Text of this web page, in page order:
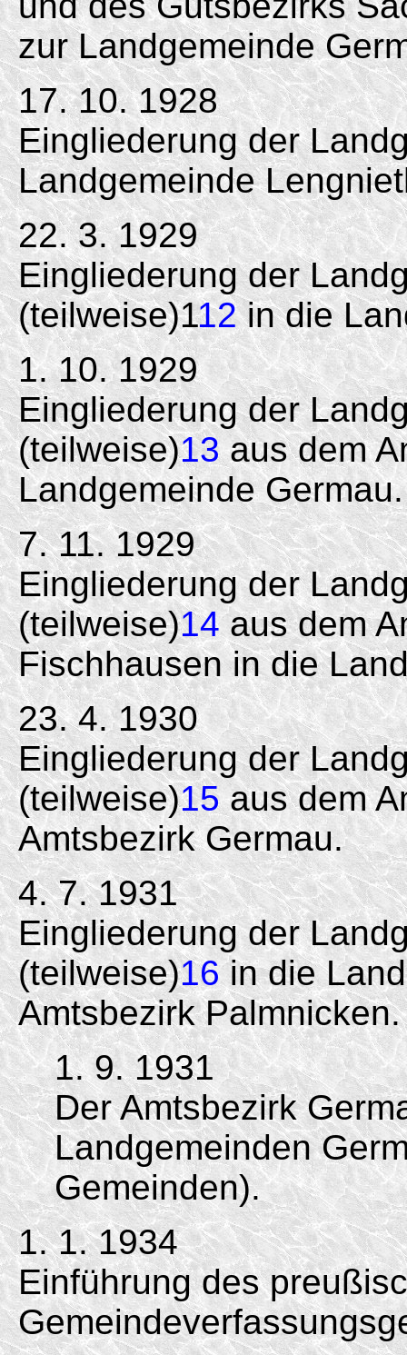
zur Landgemeinde
17. 10. 1928
Eingliederung der
Landgemeinde
22. 3. 1929
Eingliederung der
(teilweise)112in die
1. 10. 1929
Eingliederung der
(teilweise)13aus dem
Landgemeinde Germau.
7. 11. 1929
Eingliederung der
(teilweise)14aus dem
Fischhausen in die
23. 4. 1930
Eingliederung der
(teilweise)15aus dem
Amtsbe­zirk Germau.
4. 7. 1931
Eingliederung der
(teilweise)16in die
Amtsbezirk Palmnicken.
1. 9. 1931
Der Amtsbezirk
Landgemeinden
Gemeinden).
1. 1. 1934
Einführung des